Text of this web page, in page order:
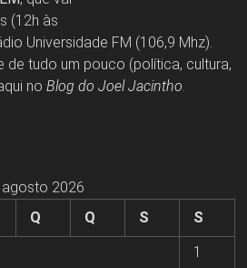
(12h às
Universidade FM (106,9 Mhz).
de tudo um pouco (política, cultura,
no Blog do Joel Jacintho.
agosto 2026
Q Q S
S
1